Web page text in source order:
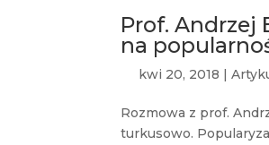
Prof. Andrzej
na
kwi 20, 2018 |
Rozmowa z prof.
turkusowo.